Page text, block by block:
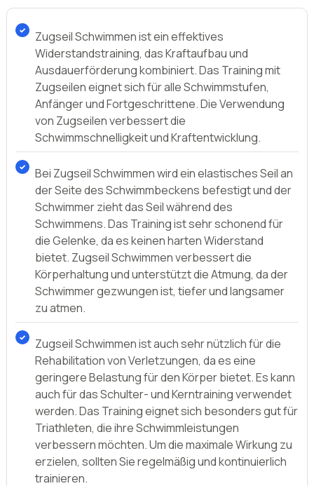
Bevor Sie ein Zugseil Schwimmen
erwerben, beachten Sie bitte die
folgenden Empfehlungen: Wichtige
Kaufberatung und nützliche Tipps für
eine informierte Entscheidung
Wir haben für Sie alle essenziellen Informationen
zusammengestellt, um Ihre Kaufentscheidung
zum Zugseil Schwimmen zu erleichtern.
Zugseil Schwimmen ist ein effektives
Widerstandstraining, das Kraftaufbau und
Ausdauerförderung kombiniert. Das Training mit
Zugseilen eignet sich für alle Schwimmstufen,
Anfänger und Fortgeschrittene. Die Verwendung
von Zugseilen verbessert die
Schwimmschnelligkeit und Kraftentwicklung.
Bei Zugseil Schwimmen wird ein elastisches Seil an
der Seite des Schwimmbeckens befestigt und der
Schwimmer zieht das Seil während des
Schwimmens. Das Training ist sehr schonend für
die Gelenke, da es keinen harten Widerstand
bietet. Zugseil Schwimmen verbessert die
Körperhaltung und unterstützt die Atmung, da der
Schwimmer gezwungen ist, tiefer und langsamer